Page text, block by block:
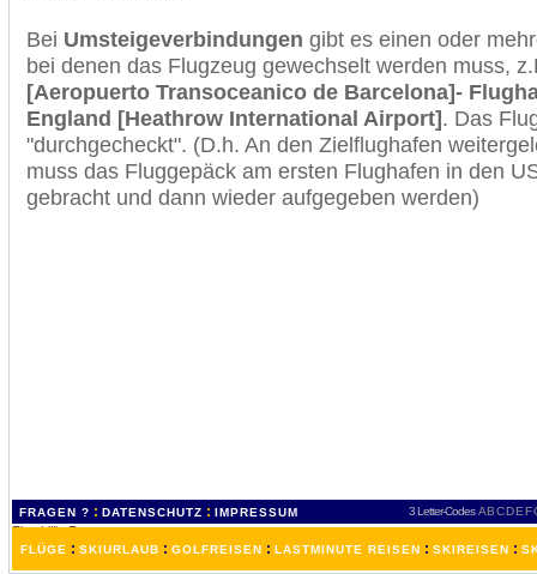
Bei Umsteigeverbindungen gibt es einen oder
bei denen das Flugzeug gewechselt werden muss,
[Aeropuerto Transoceanico de Barcelona]-
England [Heathrow International Airport]. Das
"durchgecheckt". (D.h. An den Zielflughafen
muss das Fluggepäck am ersten Flughafen in den
gebracht und dann wieder aufgegeben werden)
FRAGEN ? : DATENSCHUTZ : IMPRESSUM 3 Letter-Codes ABCDEF
FLÜGE : SKIURLAUB : GOLFREISEN : LASTMINUTE REISEN : SKIREISEN :